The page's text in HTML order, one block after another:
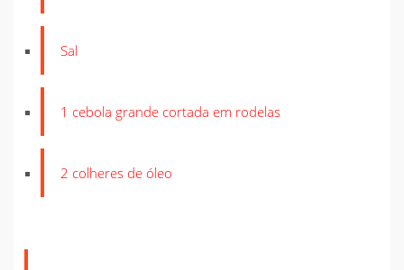
Sal
1 cebola grande cortada em rodelas
2 colheres de óleo